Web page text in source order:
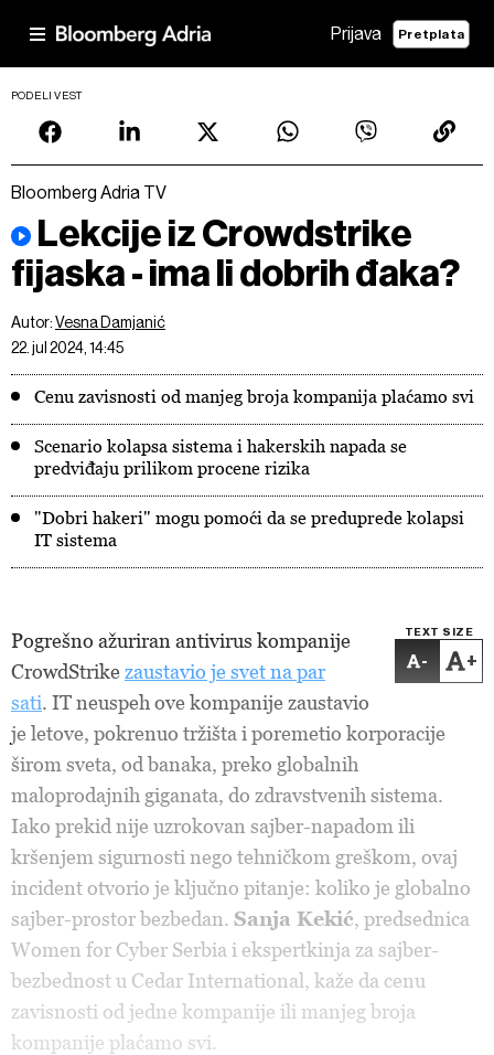
Prijava Pretplata
PODELI VEST
Bloomberg Adria TV
Lekcije iz Crowdstrike
fijaska - ima li dobrih đaka?
Autor:Vesna Damjanić
22. jul 2024, 14:45
Cenu zavisnosti od manjeg broja kompanija plaćamo svi
Scenario kolapsa sistema i hakerskih napada se
predviđaju prilikom procene rizika
"Dobri hakeri" mogu pomoći da se preduprede kolapsi
IT sistema
TEXT SIZE
- +
Pogrešno ažuriran antivirus kompanije
CrowdStrike zaustavio je svet na par
sati. IT neuspeh ove kompanije zaustavio
je letove, pokrenuo tržišta i poremetio korporacije
širom sveta, od banaka, preko globalnih
maloprodajnih giganata, do zdravstvenih sistema.
Iako prekid nije uzrokovan sajber-napadom ili
kršenjem sigurnosti nego tehničkom greškom, ovaj
incident otvorio je ključno pitanje: koliko je globalno
sajber-prostor bezbedan. Sanja Kekić, predsednica
Women for Cyber Serbia i ekspertkinja za sajber-
bezbednost u Cedar International, kaže da cenu
zavisnosti od jedne kompanije ili manjeg broja
kompanije plaćamo svi.